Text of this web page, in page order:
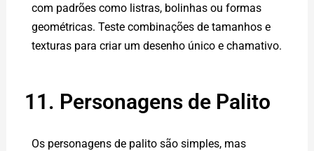
com padrões como listras, bolinhas ou formas
geométricas. Teste combinações de tamanhos e
texturas para criar um desenho único e chamativo.
11. Personagens de Palito
Os personagens de palito são simples, mas